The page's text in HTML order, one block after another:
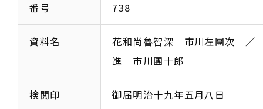
番号 738
資料名
花和尚魯智深 市川左團次 ／
進 市川團十郎
検閲印 御届明治十九年五月八日